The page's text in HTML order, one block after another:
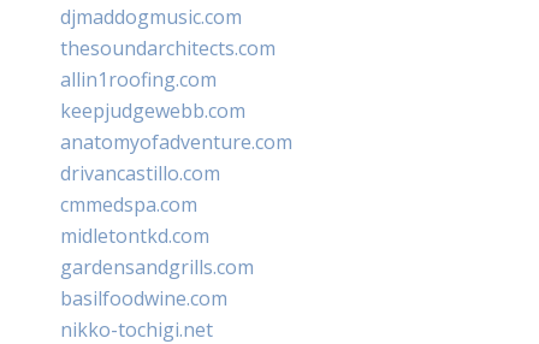
djmaddogmusic.com
thesoundarchitects.com
allin1roofing.com
keepjudgewebb.com
anatomyofadventure.com
drivancastillo.com
cmmedspa.com
midletontkd.com
gardensandgrills.com
basilfoodwine.com
nikko-tochigi.net